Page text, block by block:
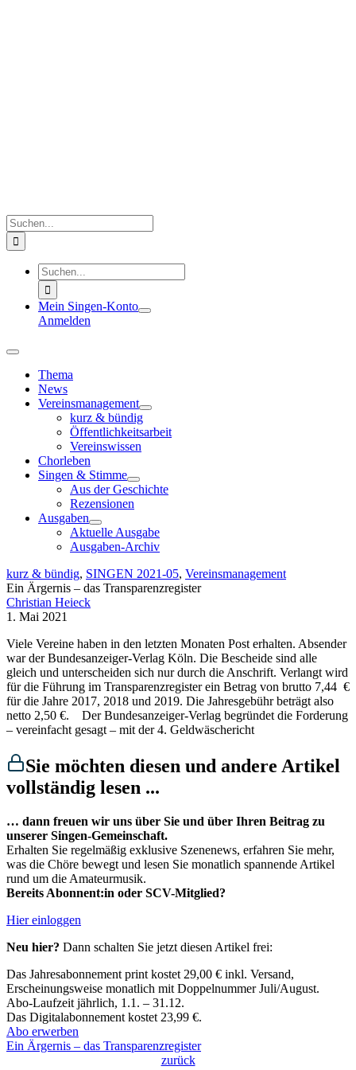
Suche
nach:
Suche
nach:
Mein Singen-Konto
Anmelden
Toggle
NavigationThema
News
Vereinsmanagement
kurz & bündig
Öffentlichkeitsarbeit
Vereinswissen
Chorleben
Singen & Stimme
Aus der Geschichte
Rezensionen
Ausgaben
Aktuelle Ausgabe
Ausgaben-Archiv
kurz & bündig, SINGEN 2021-05, Vereinsmanagement
Ein Ärgernis – das Transparenzregister
Christian Heieck
1. Mai 2021
Viele Vereine haben in den letzten Monaten Post erhalten. Absender
war der Bundesanzeiger-Verlag Köln. Die Bescheide sind alle
gleich und unterscheiden sich nur durch die Anschrift. Verlangt wird
für die Führung im Transparenzregister ein Betrag von brutto 7,44 €
für die Jahre 2017, 2018 und 2019. Die Jahresgebühr beträgt also
netto 2,50 €. Der Bundesanzeiger-Verlag begründet die Forderung
– vereinfacht gesagt – mit der 4. Geldwäschericht
Sie möchten diesen und andere Artikel
vollständig lesen ...
… dann freuen wir uns über Sie und über Ihren Beitrag zu
unserer Singen-Gemeinschaft.
Erhalten Sie regelmäßig exklusive Szenenews, erfahren Sie mehr,
was die Chöre bewegt und lesen Sie monatlich spannende Artikel
rund um die Amateurmusik.
Bereits Abonnent:in oder SCV-Mitglied?
Hier einloggen
Neu hier? Dann schalten Sie jetzt diesen Artikel frei:
Das Jahresabonnement print kostet 29,00 € inkl. Versand,​
Erscheinungsweise monatlich mit Doppelnummer Juli/August.​
Abo-Laufzeit jährlich, 1.1. – 31.12.
Das Digitalabonnement kostet 23,99 €.​
Abo erwerben
Ein Ärgernis – das Transparenzregister
zurück